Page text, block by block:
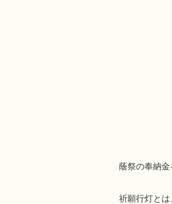
蔭祭の奉納金
祈願行灯と